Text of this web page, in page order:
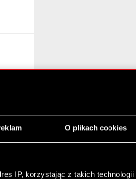
O plikach cookies
IP, korzystając z takich technologii